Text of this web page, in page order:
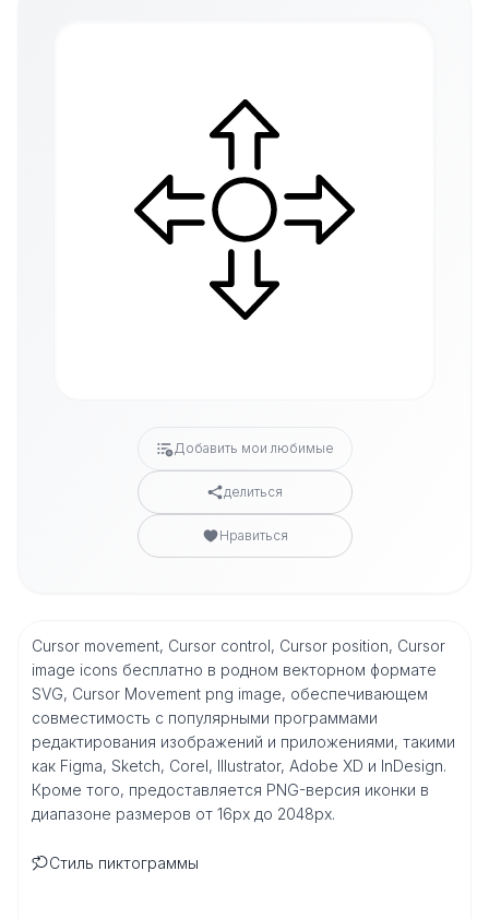
Добавить мои любимые
делиться
Нравиться
Cursor movement, Cursor control, Cursor position, Cursor
image icons бесплатно в родном векторном формате
SVG, Cursor Movement png image, обеспечивающем
совместимость с популярными программами
редактирования изображений и приложениями, такими
как Figma, Sketch, Corel, Illustrator, Adobe XD и InDesign.
Кроме того, предоставляется PNG-версия иконки в
диапазоне размеров от 16px до 2048px.
Стиль пиктограммы